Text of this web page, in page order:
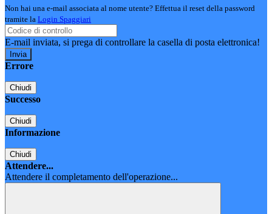
Non hai una e-mail associata al nome utente? Effettua il reset della password
tramite la Login Spaggiari
E-mail inviata, si prega di controllare la casella di posta elettronica!
Errore
Chiudi
Successo
Chiudi
Informazione
Chiudi
Attendere...
Attendere il completamento dell'operazione...